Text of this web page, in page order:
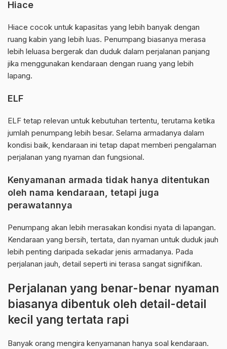
Hiace
Hiace cocok untuk kapasitas yang lebih banyak dengan
ruang kabin yang lebih luas. Penumpang biasanya merasa
lebih leluasa bergerak dan duduk dalam perjalanan panjang
jika menggunakan kendaraan dengan ruang yang lebih
lapang.
ELF
ELF tetap relevan untuk kebutuhan tertentu, terutama ketika
jumlah penumpang lebih besar. Selama armadanya dalam
kondisi baik, kendaraan ini tetap dapat memberi pengalaman
perjalanan yang nyaman dan fungsional.
Kenyamanan armada tidak hanya ditentukan
oleh nama kendaraan, tetapi juga
perawatannya
Penumpang akan lebih merasakan kondisi nyata di lapangan.
Kendaraan yang bersih, tertata, dan nyaman untuk duduk jauh
lebih penting daripada sekadar jenis armadanya. Pada
perjalanan jauh, detail seperti ini terasa sangat signifikan.
Perjalanan yang benar-benar nyaman
biasanya dibentuk oleh detail-detail
kecil yang tertata rapi
Banyak orang mengira kenyamanan hanya soal kendaraan.